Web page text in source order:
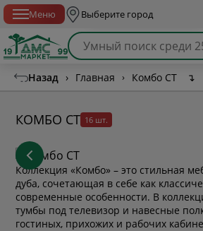
Меню Выберите город
Назад › Главная › Комбо СТ ↴
КОМБО СТ 16 шт.
Коллекция «Комбо» – это стильная
дуба, сочетающая в себе как
современные особенности. В
тумбы под телевизор и навесные
гостиных, прихожих и рабочих